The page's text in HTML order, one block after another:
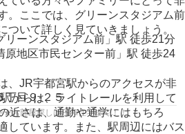
リーンスタジアム前」駅 徒歩21分
原地区市民センター前」駅 徒歩24
丁目９-２５
お部屋探しは三和住宅まで！！
。ここでは、グリーンスタジアム前
ついて詳しく見ていきましょう。
、JR宇都宮駅からのアクセスが非
からは、ライトレールを利用して
近さは、通勤や通学にはもちろ
しています。また、駅周辺にはバス